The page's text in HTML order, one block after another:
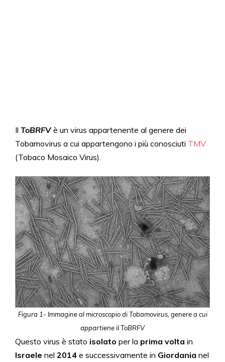
Il ToBRFV è un virus appartenente al genere dei
Tobamovirus a cui appartengono i più conosciuti TMV
(Tobaco Mosaico Virus).
Figura 1- Immagine al microscopio di Tobamovirus, genere a cui
appartiene il ToBRFV
Questo virus è stato isolato per la prima volta in
Israele nel 2014 e successivamente in Giordania nel